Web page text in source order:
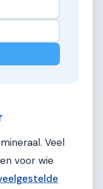
Veel
voor wie